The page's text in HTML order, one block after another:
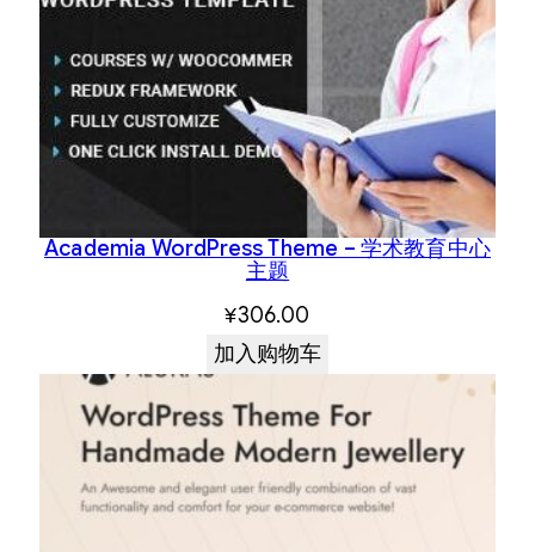
Academia WordPress Theme – 学术教育中心
主题
¥306.00
加入购物车